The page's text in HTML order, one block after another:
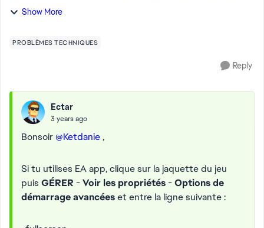
déinstallé et réinstallé le jeu, aucun succès. J'ai essayé de
Show More
PROBLÈMES TECHNIQUES
Reply
Ectar
3 years ago
Bonsoir @Ketdanie,
Si tu utilises EA app, clique sur la jaquette du jeu
puis GÉRER -Voir les propriétés-Options de
démarrage avancéeset entre la ligne suivante :